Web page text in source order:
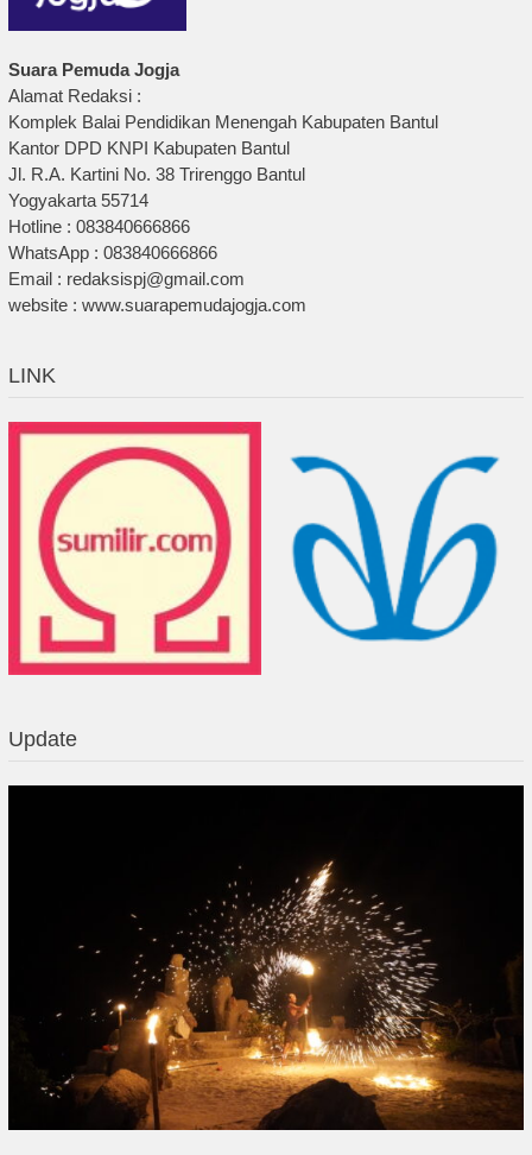
Suara Pemuda Jogja
Alamat Redaksi :
Komplek Balai Pendidikan Menengah Kabupaten Bantul
Kantor DPD KNPI Kabupaten Bantul
Jl. R.A. Kartini No. 38 Trirenggo Bantul
Yogyakarta 55714
Hotline : 083840666866
WhatsApp : 083840666866
Email : redaksispj@gmail.com
website : www.suarapemudajogja.com
LINK
Update